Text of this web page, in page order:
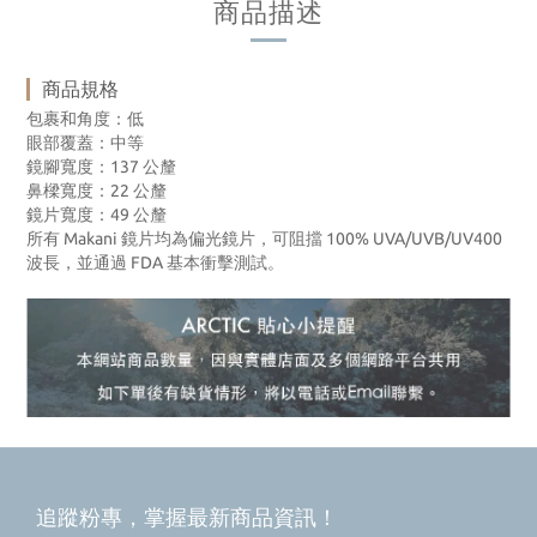
商品描述
商品規格
包裹和角度：低
眼部覆蓋：中等
鏡腳寬度：137 公釐
鼻樑寬度：22 公釐
鏡片寬度：49 公釐
所有 Makani 鏡片均為偏光鏡片，可阻擋 100% UVA/UVB/UV400
波長，並通過 FDA 基本衝擊測試。
追蹤粉專，掌握最新商品資訊！